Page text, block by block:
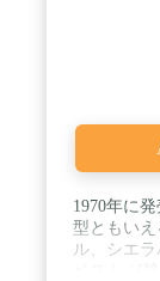
1970年に
型ともいえ
ル、シエ